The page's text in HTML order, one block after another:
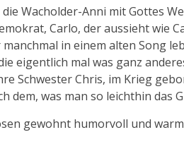
Wacholder-Anni mit Gottes
Carlo, der aussieht wie
in einem alten Song
eigentlich mal was ganz
Schwester Chris, im Krieg
dem, was man so leichthin das
gewohnt humorvoll und